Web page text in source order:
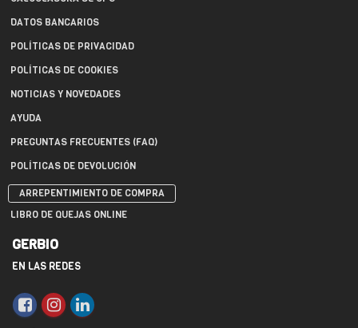
DATOS BANCARIOS
POLÍTICAS DE PRIVACIDAD
POLÍTICAS DE COOKIES
NOTICIAS Y NOVEDADES
AYUDA
PREGUNTAS FRECUENTES (FAQ)
POLÍTICAS DE DEVOLUCIÓN
ARREPENTIMIENTO DE COMPRA
LIBRO DE QUEJAS ONLINE
GERBIO
EN LAS REDES